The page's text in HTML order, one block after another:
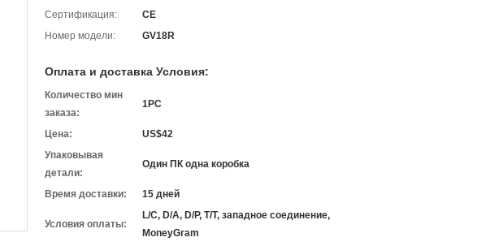
Сертификация:
CE
Номер модели:
GV18R
Оплата и доставка Условия:
Количество мин
заказа:
1PC
Цена:
US$42
Упаковывая
детали:
Один ПК одна коробка
Время доставки: 15 дней
Условия оплаты:
L/C, D/A, D/P, T/T, западное соединение,
MoneyGram